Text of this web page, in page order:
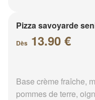
Pizza savoyarde
Dès 13.90 €
Base crème fraîche,
pommes de terre,